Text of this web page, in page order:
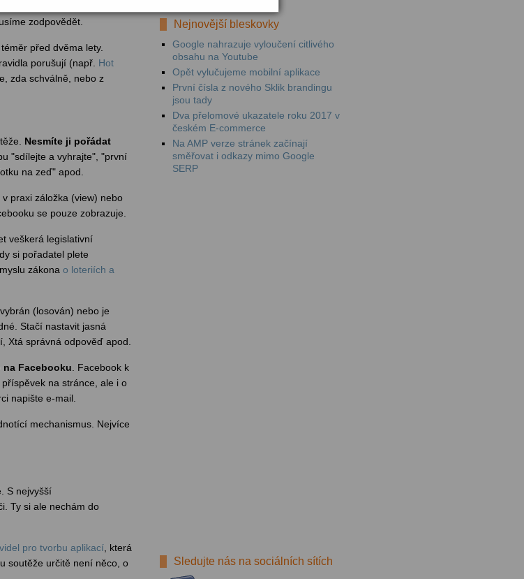
nebo je poslat k vodě
zodpovědět.
před dvěma lety.
porušují (např. Hot
zda schválně, nebo z
Nesmíte ji pořádat
"sdílejte a vyhrajte", "první
na zeď" apod.
praxi záložka (view) nebo
se pouze zobrazuje.
veškerá legislativní
si pořadatel plete
zákona o loteriích a
(losován) nebo je
Stačí nastavit jasná
Xtá správná odpověď apod.
Facebooku. Facebook k
na stránce, ale i o
napište e-mail.
mechanismus. Nejvíce
S nejvyšší
Ty si ale nechám do
pro tvorbu aplikací, která
soutěže určitě není něco, o
Nejnovější bleskovky
Google nahrazuje vyloučení citlivého
obsahu na Youtube
Opět vylučujeme mobilní aplikace
První čísla z nového Sklik brandingu
jsou tady
Dva přelomové ukazatele roku 2017 v
českém E-commerce
Na AMP verze stránek začínají
směřovat i odkazy mimo Google
SERP
Sledujte nás na sociálních sítích